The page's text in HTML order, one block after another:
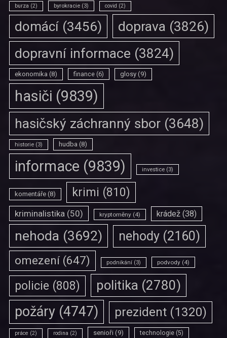
burza (2) byrokracie (3) covid (2)
domácí (3456) doprava (3826)
dopravní informace (3824)
ekonomika (8) finance (6) glosy (9)
hasiči (9839)
hasičský záchranný sbor (3648)
historie (3) hudba (8)
informace (9839) investice (3)
komentáře (8) krimi (810)
kriminalistika (50) kryptoměny (4) krádež (38)
nehoda (3692) nehody (2160)
omezení (647) podnikání (3) podvody (4)
policie (808) politika (2780)
požáry (4747) prezident (1320)
práce (2) rodina (2) senioři (9) technologie (5)